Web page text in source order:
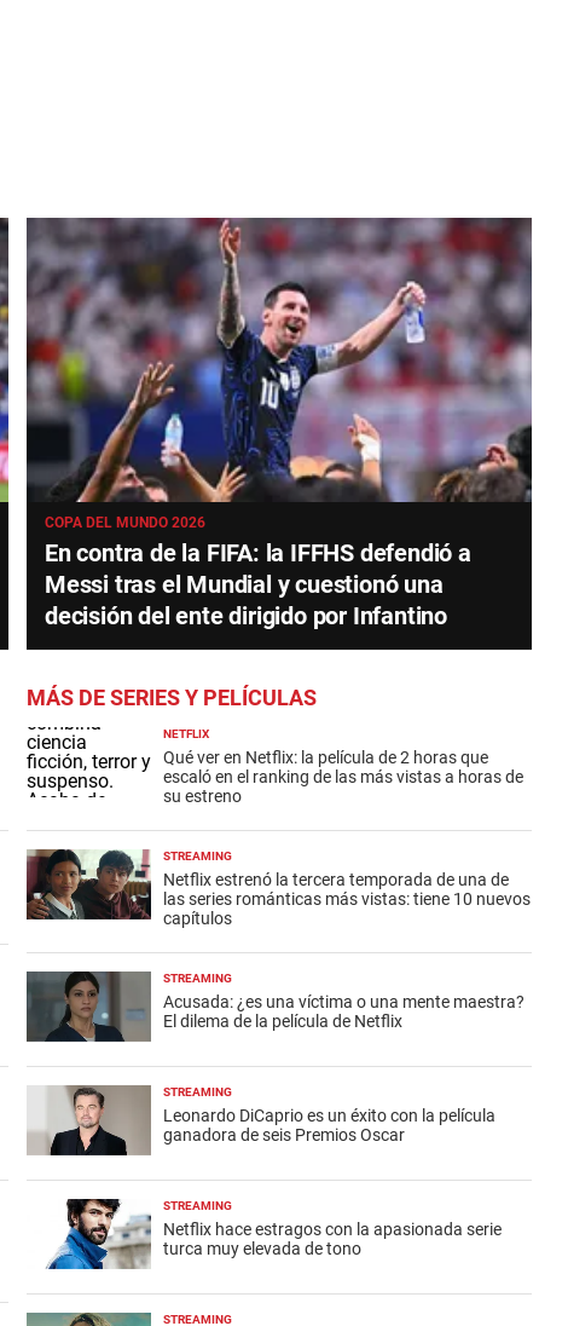
COPA DEL MUNDO 2026
En contra de la FIFA: la IFFHS defendió a
Messi tras el Mundial y cuestionó una
decisión del ente dirigido por Infantino
MÁS DE SERIES Y PELÍCULAS
NETFLIX
Qué ver en Netflix: la película de 2 horas que
escaló en el ranking de las más vistas a horas de
su estreno
STREAMING
Netflix estrenó la tercera temporada de una de
las series románticas más vistas: tiene 10 nuevos
capítulos
STREAMING
Acusada: ¿es una víctima o una mente maestra?
El dilema de la película de Netflix
STREAMING
Leonardo DiCaprio es un éxito con la película
ganadora de seis Premios Oscar
STREAMING
Netflix hace estragos con la apasionada serie
turca muy elevada de tono
STREAMING